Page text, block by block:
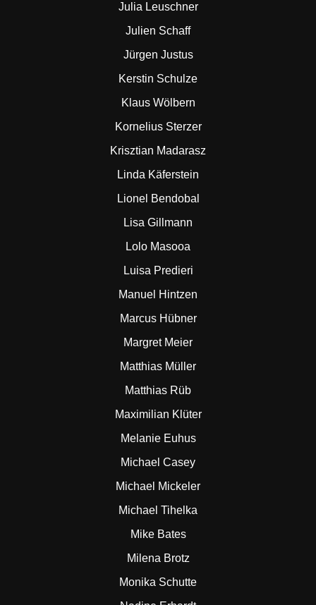
Julia Leuschner
Julien Schaff
Jürgen Justus
Kerstin Schulze
Klaus Wölbern
Kornelius Sterzer
Krisztian Madarasz
Linda Käferstein
Lionel Bendobal
Lisa Gillmann
Lolo Masooa
Luisa Predieri
Manuel Hintzen
Marcus Hübner
Margret Meier
Matthias Müller
Matthias Rüb
Maximilian Klüter
Melanie Euhus
Michael Casey
Michael Mickeler
Michael Tihelka
Mike Bates
Milena Brotz
Monika Schutte